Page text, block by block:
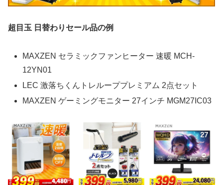
超目玉 日替わりセール品の例
MAXZEN セラミックファンヒーター 速暖 MCH-
12YN01
LEC 激落ちくんトレループプレミアム 2点セット
MAXZEN ゲーミングモニター 27インチ MGM27IC03